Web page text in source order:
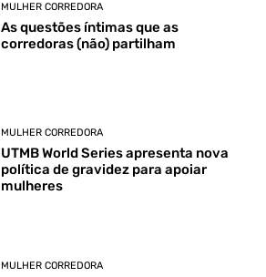
MULHER CORREDORA
As questões íntimas que as
corredoras (não) partilham
MULHER CORREDORA
UTMB World Series apresenta nova
política de gravidez para apoiar
mulheres
MULHER CORREDORA